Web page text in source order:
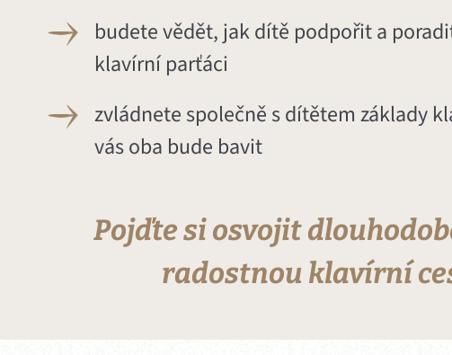
budete vědět, jak dítě podpořit a
klavírní parťáci
zvládnete společně s dítětem základy
vás oba bude bavit
Pojďte si osvojit
radostnou klavírní